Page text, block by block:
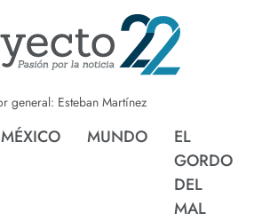
general: Esteban Martínez
MÉXICO MUNDO
EL
GORDO
DEL
MAL